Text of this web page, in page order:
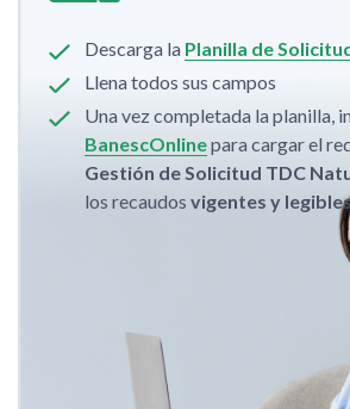
Descarga la Planilla de
Llena todos sus campos
Una vez completada la planilla,
BanescOnlinepara cargar el
Gestión de Solicitud TDC
los recaudos vigentes y